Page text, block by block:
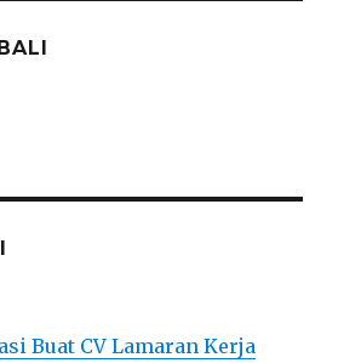
Buat CV Lamaran Kerja